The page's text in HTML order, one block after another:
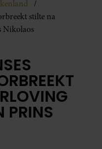
stilte na
Nikolaos